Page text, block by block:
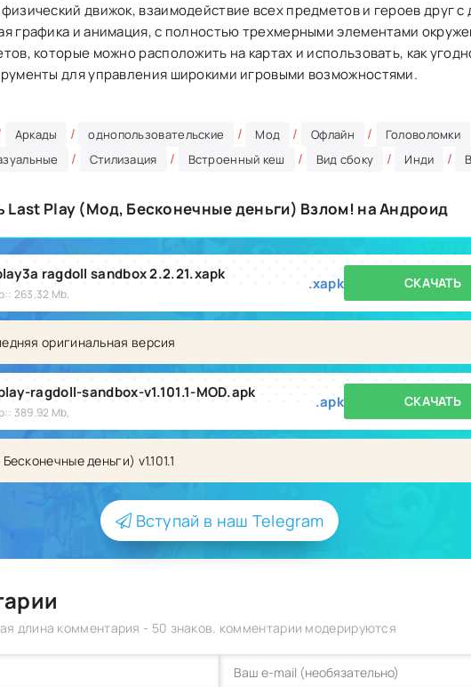
движок, взаимодействие всех предметов и героев друг с
графика и анимация, с полностью трехмерными элементами
которые можно расположить на картах и использовать, как
для управления широкими игровыми возможностями.
Аркады / однопользовательские / Мод / Офлайн / Головоломки
/ Стилизация / Встроенный кеш / Вид сбоку / Инди /
Last Play (Мод, Бесконечные деньги) Взлом! на Андроид
ragdoll sandbox 2.2.21.xapk
263.32 Mb,
.xapk СКАЧАТЬ
оригинальная версия
ragdoll-sandbox-v1.101.1-MOD.apk
389.92 Mb,
.apk СКАЧАТЬ
деньги) v1.101.1
Вступай в наш Telegram
длина комментария - 50 знаков. комментарии модерируются